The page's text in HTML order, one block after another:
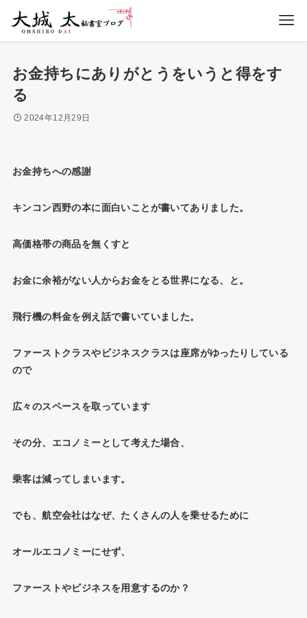
お金持ちにありがとうをいうと得をす
る
2024年12月29日
お金持ちへの感謝
キンコン西野の本に面白いことが書いてありました。
高価格帯の商品を無くすと
お金に余裕がない人からお金をとる世界になる、と。
飛行機の料金を例え話で書いていました。
ファーストクラスやビジネスクラスは座席がゆったりしている
ので
広々のスペースを取っています
その分、エコノミーとして考えた場合、
乗客は減ってしまいます。
でも、航空会社はなぜ、たくさんの人を乗せるために
オールエコノミーにせず、
ファーストやビジネスを用意するのか？